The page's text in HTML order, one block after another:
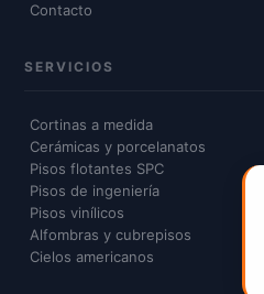
Contacto
SERVICIOS
Cortinas a medida
Cerámicas y porcelanatos
Pisos flotantes SPC
Pisos de ingeniería
Pisos vinílicos
Alfombras y cubrepisos
Cielos americanos